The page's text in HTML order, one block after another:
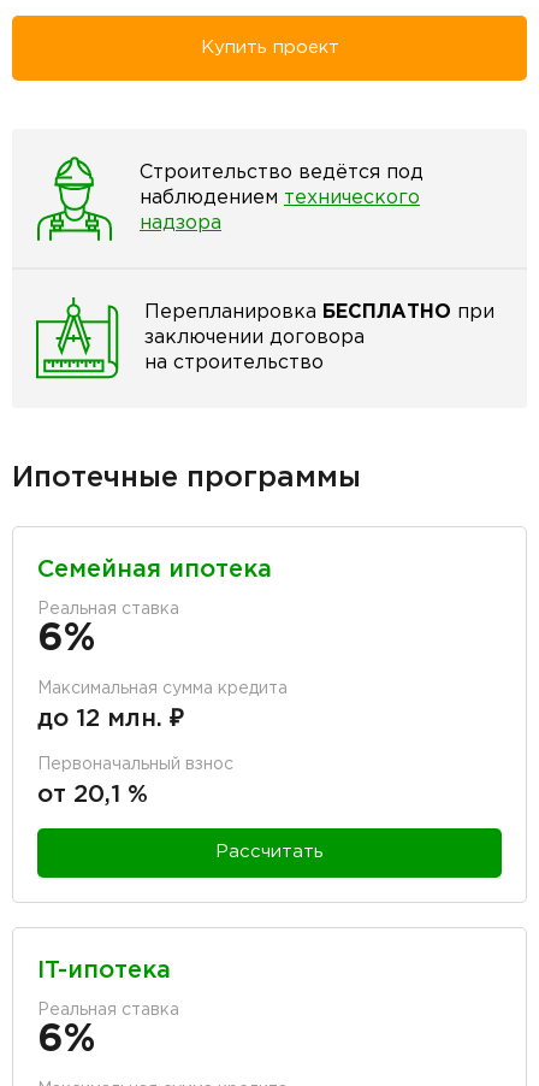
Купить проект
Строительство ведётся под
наблюдением технического
надзора
Перепланировка БЕСПЛАТНО при
заключении договора
на строительство
Ипотечные программы
Семейная ипотека
Реальная ставка
6%
Максимальная сумма кредита
до 12 млн. ₽
Первоначальный взнос
от 20,1 %
Рассчитать
IT-ипотека
Реальная ставка
6%